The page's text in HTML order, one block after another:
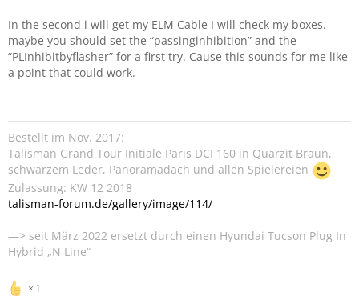
In the second i will get my ELM Cable I will check my boxes.
maybe you should set the “passinginhibition” and the
“PLInhibitbyflasher” for a first try. Cause this sounds for me like
a point that could work.
Bestellt im Nov. 2017:
Talisman Grand Tour Initiale Paris DCI 160 in Quarzit Braun,
schwarzem Leder, Panoramadach und allen Spielereien
Zulassung: KW 12 2018
talisman-forum.de/gallery/image/114/
—> seit März 2022 ersetzt durch einen Hyundai Tucson Plug In
Hybrid „N Line“
1